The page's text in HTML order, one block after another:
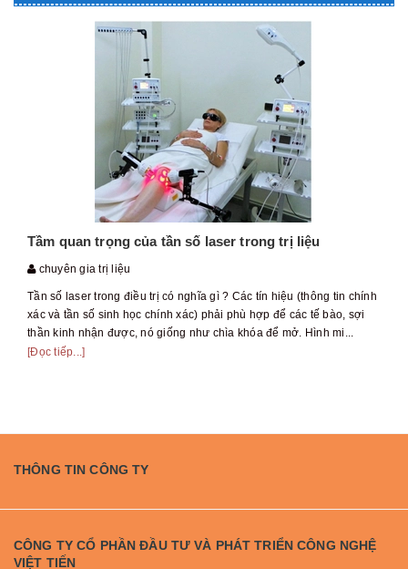
Tầm quan trọng của tần số laser trong trị liệu
chuyên gia trị liệu
Tần số laser trong điều trị có nghĩa gì ? Các tín hiệu (thông tin chính
xác và tần số sinh học chính xác) phải phù hợp để các tế bào, sợi
thần kinh nhận được, nó giống như chìa khóa để mở. Hình mi...
[Đọc tiếp...]
THÔNG TIN CÔNG TY
CÔNG TY CỔ PHẦN ĐẦU TƯ VÀ PHÁT TRIỂN CÔNG NGHỆ
VIỆT TIẾN